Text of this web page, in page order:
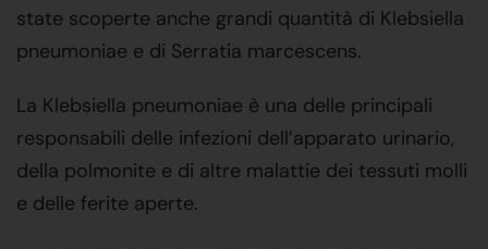
state scoperte anche grandi quantità di Klebsiella
pneumoniae e di Serratia marcescens.
La Klebsiella pneumoniae è una delle principali
responsabili delle infezioni dell’apparato urinario,
della polmonite e di altre malattie dei tessuti molli
e delle ferite aperte.